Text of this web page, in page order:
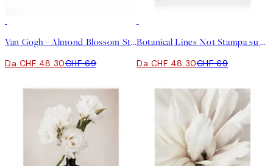
Van Gogh - Almond Blossom Stampa su Tela
Da CHF 48.30CHF 69
Botanical Lines No1 Stampa su Tela
Da CHF 48.30CHF 69